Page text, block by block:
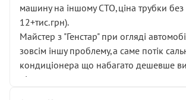
машину на іншому СТО,ціна трубки
12+тис.грн).
Майстер з "Генстар" при огляді
зовсім іншу проблему,а саме потік
кондиціонера що набагато дешевше
підсумку.